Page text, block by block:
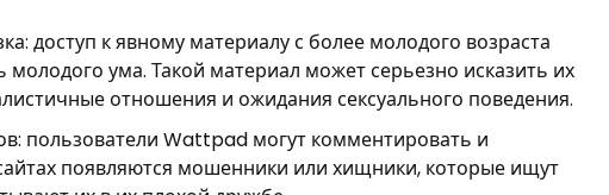
доступ к явному материалу с более молодого возраста
ума. Такой материал может серьезно исказить их
отношения и ожидания сексуального поведения.
пользователи Wattpad могут комментировать и
появляются мошенники или хищники, которые ищут